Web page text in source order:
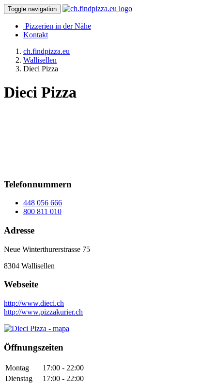
Toggle navigation
Pizzerien in der Nähe
Kontakt
ch.findpizza.eu
Wallisellen
Dieci Pizza
Dieci Pizza
Telefonnummern
448 056 666
800 811 010
Adresse
Neue Winterthurerstrasse 75
8304 Wallisellen
Webseite
http://www.dieci.ch
http://www.pizzakurier.ch
Öffnungszeiten
Montag
17:00 - 22:00
Dienstag
17:00 - 22:00